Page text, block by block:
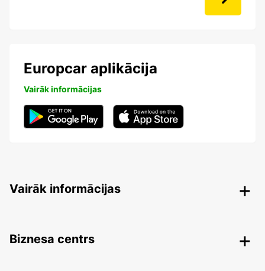
Europcar aplikācija
Vairāk informācijas
Vairāk informācijas
Biznesa centrs